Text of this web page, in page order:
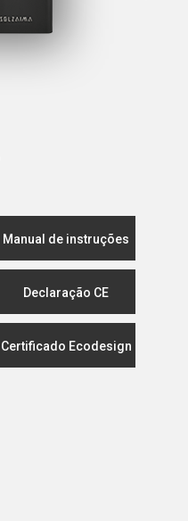
Manual de instruções
Declaração CE
Certificado Ecodesign